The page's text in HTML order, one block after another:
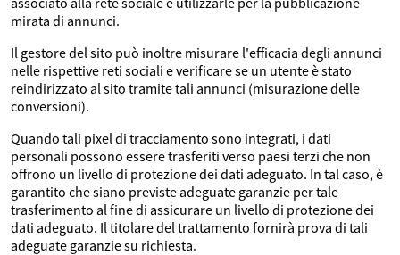
mirata di annunci.
Il gestore del sito può inoltre misurare l'efficacia degli annunci
nelle rispettive reti sociali e verificare se un utente è stato
reindirizzato al sito tramite tali annunci (misurazione delle
conversioni).
Quando tali pixel di tracciamento sono integrati, i dati
personali possono essere trasferiti verso paesi terzi che non
offrono un livello di protezione dei dati adeguato. In tal caso, è
garantito che siano previste adeguate garanzie per tale
trasferimento al fine di assicurare un livello di protezione dei
dati adeguato. Il titolare del trattamento fornirà prova di tali
adeguate garanzie su richiesta.